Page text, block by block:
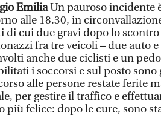
EmiliaUn pauroso incidente
alle 18.30, in
di cui due gravi dopo lo
fra tre veicoli – due auto
anche due ciclisti e un
i soccorsi e sul posto
alle persone restate ferite
per gestire il traffico e
più felice: dopo le cure, sono